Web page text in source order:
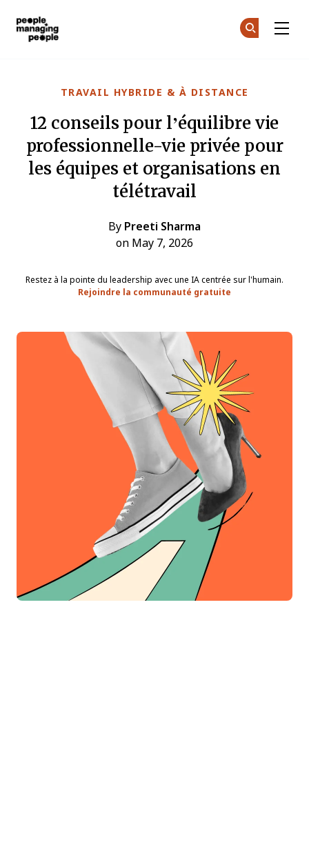
TRAVAIL HYBRIDE & À DISTANCE
12 conseils pour l’équilibre vie
professionnelle-vie privée pour
les équipes et organisations en
télétravail
By Preeti Sharma
on May 7, 2026
Restez à la pointe du leadership avec une IA centrée sur l'humain.
Rejoindre la communauté gratuite